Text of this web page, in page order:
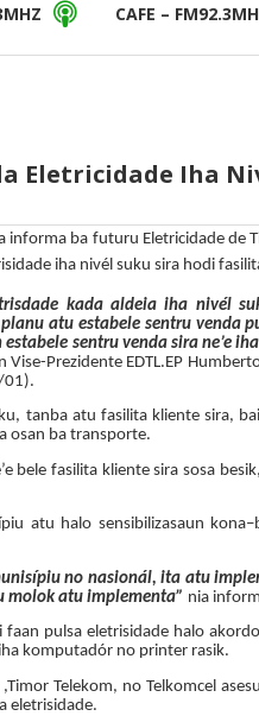
CAFE –
Eletricidade Iha
informa ba futuru Eletricidade de
iha nivél suku sira hodi
kada aldeia iha nivél
atu estabele sentru venda
estabele sentru venda sira ne’e
Vise-Prezidente EDTL.EP
01).
tanba atu fasilita kliente sira,
osan ba transporte.
bele fasilita kliente sira sosa besik
atu halo sensibilizasaun kona–
no nasionál, ita atu
molok atu implementa” nia
pulsa eletrisidade halo
komputadór no printer rasik.
Telekom, no Telkomcel
eletrisidade.